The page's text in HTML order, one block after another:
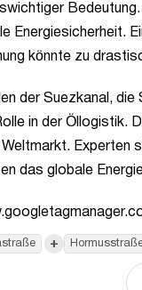
Energiesicherheit.
könnte zu
der Suezkanal,
in der Öllogistik.
Experten
das globale
+